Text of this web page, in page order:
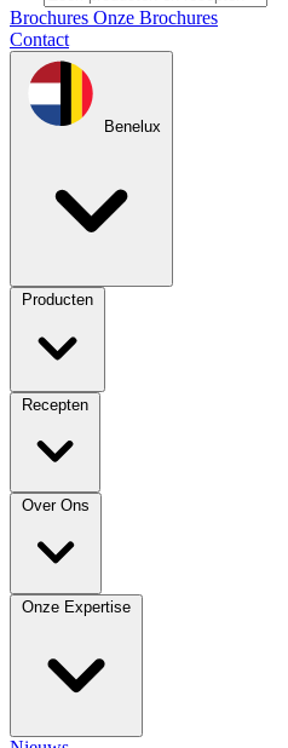
Brochures Onze Brochures
Contact
Benelux
Producten
Recepten
Over Ons
Onze Expertise